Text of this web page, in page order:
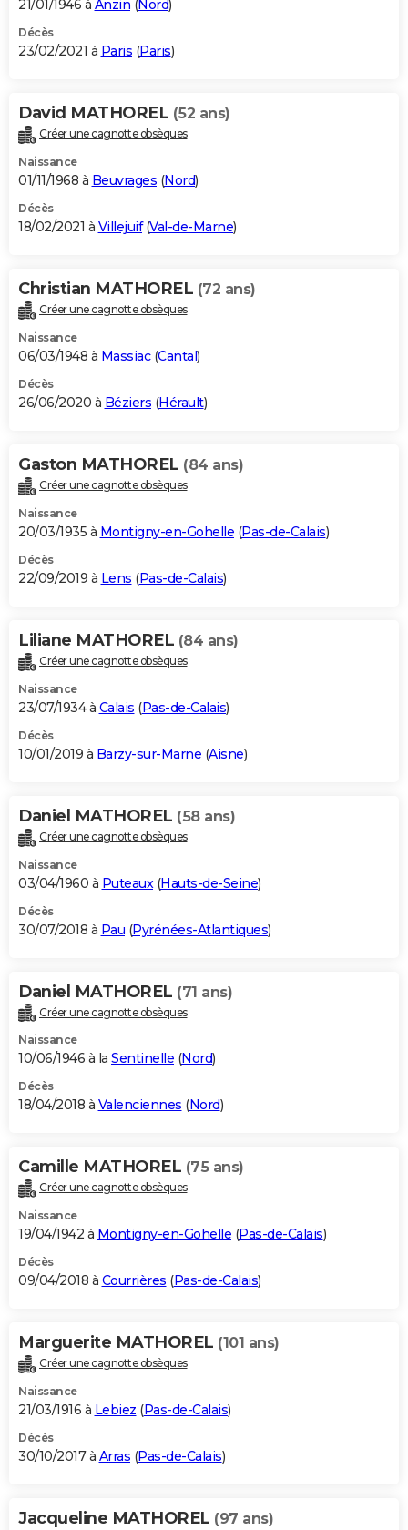
21/01/1946 à Anzin (Nord)
Décès
23/02/2021 à Paris (Paris)
David MATHOREL (52 ans)
Créer une cagnotte obsèques
Naissance
01/11/1968 à Beuvrages (Nord)
Décès
18/02/2021 à Villejuif(Val-de-Marne)
Christian MATHOREL (72 ans)
Créer une cagnotte obsèques
Naissance
06/03/1948 à Massiac(Cantal)
Décès
26/06/2020 à Béziers (Hérault)
Gaston MATHOREL (84 ans)
Créer une cagnotte obsèques
Naissance
20/03/1935 à Montigny-en-Gohelle (Pas-de-Calais)
Décès
22/09/2019 à Lens (Pas-de-Calais)
Liliane MATHOREL (84 ans)
Créer une cagnotte obsèques
Naissance
23/07/1934 à Calais (Pas-de-Calais)
Décès
10/01/2019 à Barzy-sur-Marne (Aisne)
Daniel MATHOREL (58 ans)
Créer une cagnotte obsèques
Naissance
03/04/1960 à Puteaux (Hauts-de-Seine)
Décès
30/07/2018 à Pau (Pyrénées-Atlantiques)
Daniel MATHOREL (71 ans)
Créer une cagnotte obsèques
Naissance
10/06/1946 à la Sentinelle (Nord)
Décès
18/04/2018 à Valenciennes (Nord)
Camille MATHOREL (75 ans)
Créer une cagnotte obsèques
Naissance
19/04/1942 à Montigny-en-Gohelle (Pas-de-Calais)
Décès
09/04/2018 à Courrières (Pas-de-Calais)
Marguerite MATHOREL (101 ans)
Créer une cagnotte obsèques
Naissance
21/03/1916 à Lebiez (Pas-de-Calais)
Décès
30/10/2017 à Arras (Pas-de-Calais)
Jacqueline MATHOREL (97 ans)